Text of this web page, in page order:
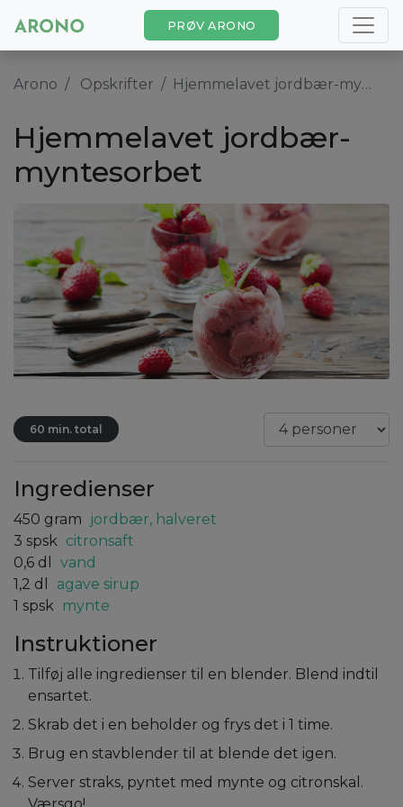
PRØV ARONO
Arono Opskrifter Hjemmelavet jordbær-myntesorbet
Hjemmelavet jordbær-
myntesorbet
60 min. total
Ingredienser
450 gram
jordbær, halveret
3 spsk citronsaft
0,6 dl
vand
1,2 dl
agave sirup
1 spsk mynte
Instruktioner
Tilføj alle ingredienser til en blender. Blend indtil
ensartet.
Skrab det i en beholder og frys det i 1 time.
Brug en stavblender til at blende det igen.
Server straks, pyntet med mynte og citronskal.